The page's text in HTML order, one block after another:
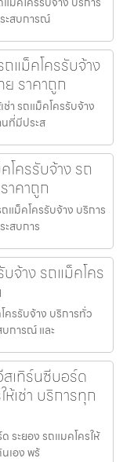
ะสบการณ์
แม็คโครรับจ้าง
ย ราคาถูก
า รถแม็คโครรับจ้าง
ที่มีประส
โครรับจ้าง รถ
าคาถูก
แม็คโครรับจ้าง บริการ
สบการ
บจ้าง รถแม็คโคร
ครรับจ้าง บริการทั่ว
การณ์ และ
เทิร์นซีบอร์ด
เช่า บริการทุก
ระยอง รถแมคโครให้
เอง พร้